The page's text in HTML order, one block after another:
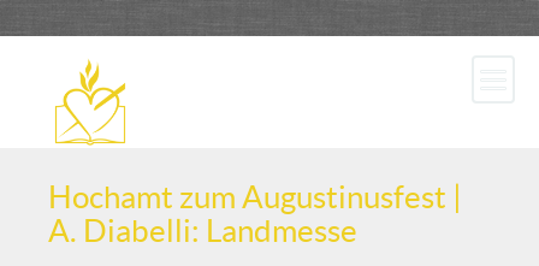
Hochamt zum Augustinusfest |
A. Diabelli: Landmesse